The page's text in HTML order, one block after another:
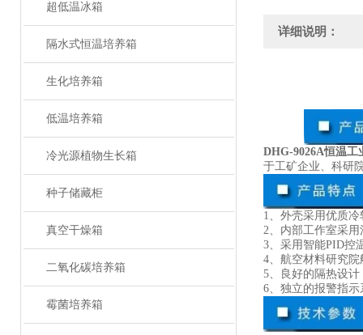
超低温冰箱
隔水式恒温培养箱
生化培养箱
低温培养箱
冷光源植物生长箱
种子储藏柜
真空干燥箱
二氧化碳培养箱
霉菌培养箱
详细说明：
DHG-9026A恒温工
于工矿企业、科研
1、外壳采用优质
2、内部工作室采
3、采用智能PID控
4、航空材料研究
5、良好的隔热设
6、独立的报警指